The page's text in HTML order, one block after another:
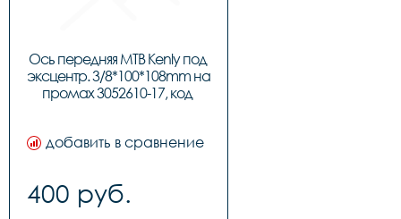
Ось передняя МТВ Kenly под
эксцентр. 3/8*100*108mm на
промах 3052610-17, код
добавить в сравнение
400 руб.